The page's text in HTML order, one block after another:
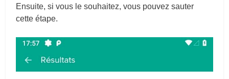
Ensuite, si vous le souhaitez, vous pouvez sauter
cette étape.